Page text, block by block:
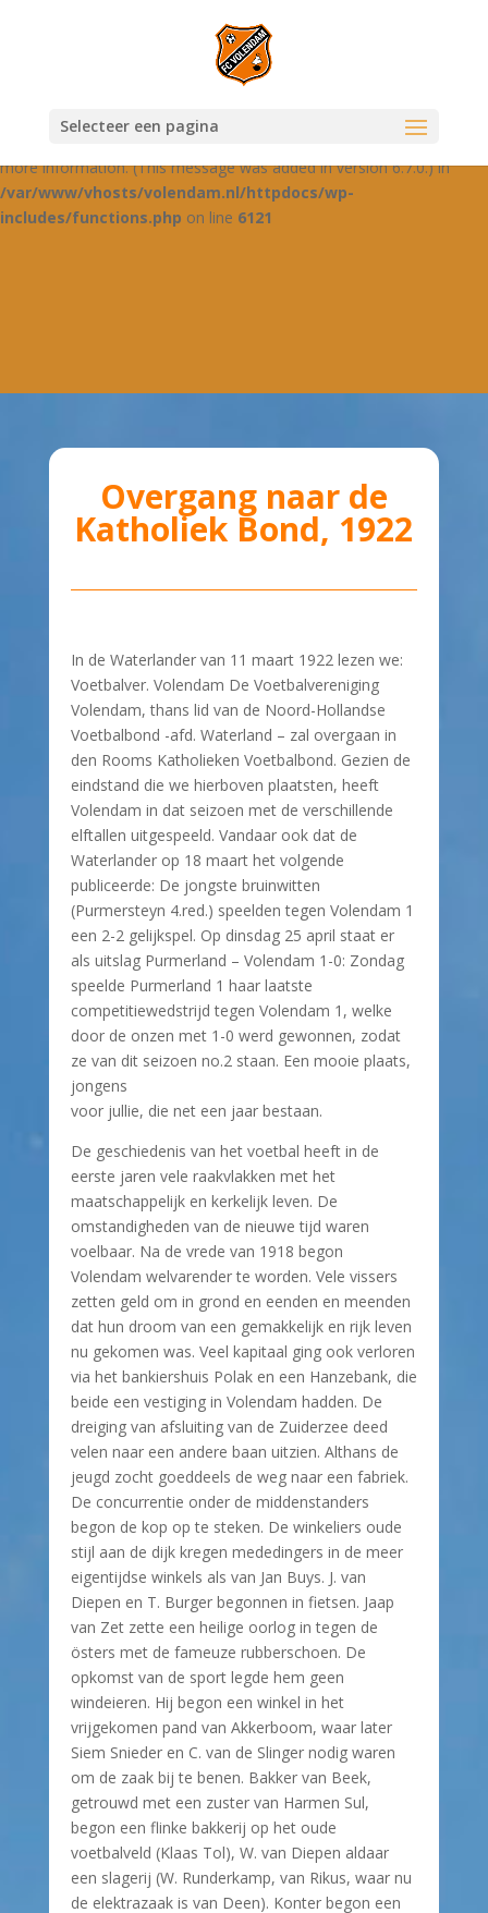
: Function _load_textdomain_just_in_time was called
. Translation loading for the
triggered too early. This is usually an indicator for some code in the
plugin or theme running too early. Translations should be loaded at
action or later. Please see Debugging in WordPress
more information. (This message was added in version 6.7.0.) in
/var/www/vhosts/volendam.nl/httpdocs/wp-
includes/functions.php on line 6121
Selecteer een pagina
Overgang naar de
Katholiek Bond, 1922
In de Waterlander van 11 maart 1922 lezen we:
Voetbalver. Volendam De Voetbalvereniging
Volendam, thans lid van de Noord-Hollandse
Voetbalbond -afd. Waterland – zal overgaan in
den Rooms Katholieken Voetbalbond. Gezien de
eindstand die we hierboven plaatsten, heeft
Volendam in dat seizoen met de verschillende
elftallen uitgespeeld. Vandaar ook dat de
Waterlander op 18 maart het volgende
publiceerde: De jongste bruinwitten
(Purmersteyn 4.red.) speelden tegen Volendam 1
een 2-2 gelijkspel. Op dinsdag 25 april staat er
als uitslag Purmerland – Volendam 1-0: Zondag
speelde Purmerland 1 haar laatste
competitiewedstrijd tegen Volendam 1, welke
door de onzen met 1-0 werd gewonnen, zodat
ze van dit seizoen no.2 staan. Een mooie plaats,
jongens
voor jullie, die net een jaar bestaan.
De geschiedenis van het voetbal heeft in de
eerste jaren vele raakvlakken met het
maatschappelijk en kerkelijk leven. De
omstandigheden van de nieuwe tijd waren
voelbaar. Na de vrede van 1918 begon
Volendam welvarender te worden. Vele vissers
zetten geld om in grond en eenden en meenden
dat hun droom van een gemakkelijk en rijk leven
nu gekomen was. Veel kapitaal ging ook verloren
via het bankiershuis Polak en een Hanzebank, die
beide een vestiging in Volendam hadden. De
dreiging van afsluiting van de Zuiderzee deed
velen naar een andere baan uitzien. Althans de
jeugd zocht goeddeels de weg naar een fabriek.
De concurrentie onder de middenstanders
begon de kop op te steken. De winkeliers oude
stijl aan de dijk kregen mededingers in de meer
eigentijdse winkels als van Jan Buys. J. van
Diepen en T. Burger begonnen in fietsen. Jaap
van Zet zette een heilige oorlog in tegen de
östers met de fameuze rubberschoen. De
opkomst van de sport legde hem geen
windeieren. Hij begon een winkel in het
vrijgekomen pand van Akkerboom, waar later
Siem Snieder en C. van de Slinger nodig waren
om de zaak bij te benen. Bakker van Beek,
getrouwd met een zuster van Harmen Sul,
begon een flinke bakkerij op het oude
voetbalveld (Klaas Tol), W. van Diepen aldaar
een slagerij (W. Runderkamp, van Rikus, waar nu
de elektrazaak is van Deen). Konter begon een